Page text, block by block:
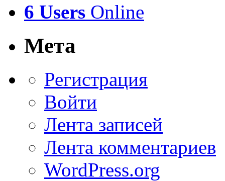
6 Users Online
Мета
Регистрация
Войти
Лента записей
Лента комментариев
WordPress.org